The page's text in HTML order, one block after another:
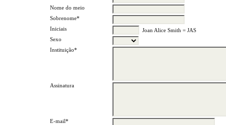
Nome do meio
Sobrenome*
Iniciais
Joan Alice Smith = JAS
Sexo
Instituição*
Assinatura
E-mail*